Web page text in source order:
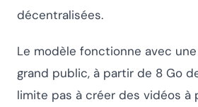
décentralisées.
Le modèle fonctionne avec
grand public, à partir de 8 Go
limite pas à créer des vidéos à